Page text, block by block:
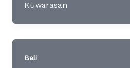
Kuwarasan
Bali